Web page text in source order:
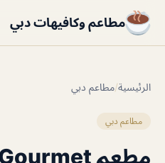
مطاعم وكافيهات دبي
الرئيسية/مطاعم دبي
مطاعم دبي